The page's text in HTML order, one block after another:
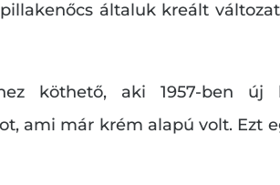
általuk kreált
köthető, aki 1957-ben új
ami már krém alapú volt. Ezt